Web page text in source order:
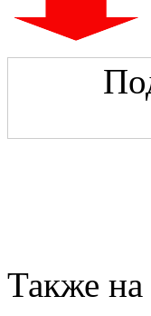
Также